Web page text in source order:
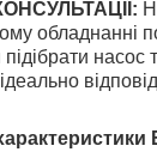
обладнанні
насос